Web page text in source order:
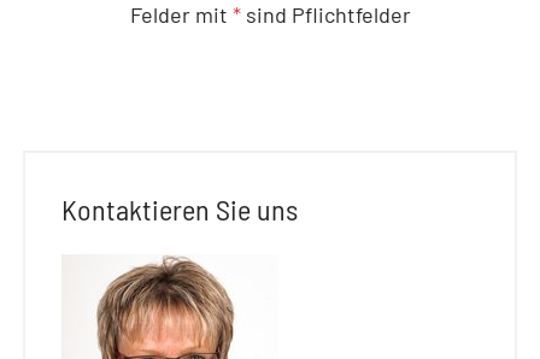
Felder mit *sind Pflichtfelder
Kontaktieren Sie uns